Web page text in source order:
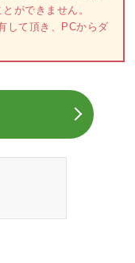
ができません。
して頂き、PCからダ